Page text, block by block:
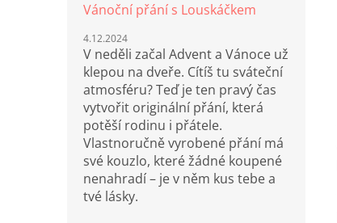
Vánoční přání s Louskáčkem
4.12.2024
V neděli začal Advent a Vánoce už
klepou na dveře. Cítíš tu sváteční
atmosféru? Teď je ten pravý čas
vytvořit originální přání, která
potěší rodinu i přátele.
Vlastnoručně vyrobené přání má
své kouzlo, které žádné koupené
nenahradí – je v něm kus tebe a
tvé lásky.